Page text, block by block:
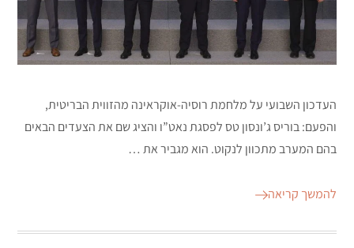
העדכון השבועי על מלחמת רוסיה-אוקראינה מהזווית הבריטית,
והפעם: בוריס ג’ונסון טס לפסגת נאט”ו והציג שם את הצעדים הבאים
בהם המערב מתכוון לנקוט. הוא מגביר את …
להמשך קריאה